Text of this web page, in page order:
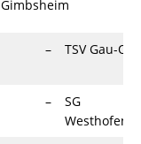
– TSV Gau-
–
SG
Westhofen/